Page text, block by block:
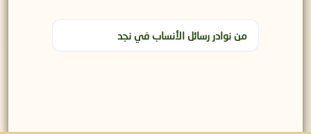
من نوادر رسائل الأنساب في نجد